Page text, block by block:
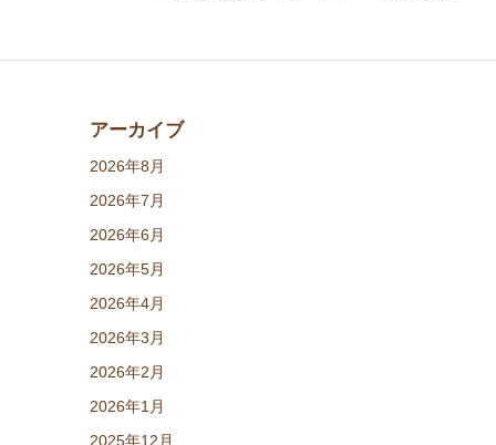
アーカイブ
2026年8月
2026年7月
2026年6月
2026年5月
2026年4月
2026年3月
2026年2月
2026年1月
2025年12月